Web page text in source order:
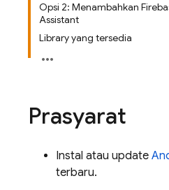
Opsi 2: Menambahkan
Assistant
Library yang tersedia
Prasyarat
Instal atau update
terbaru.